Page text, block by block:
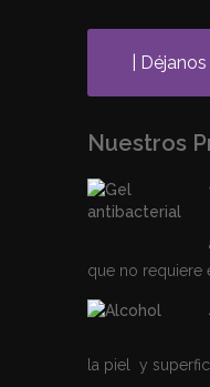
|
Nuestros
que no requiere
la piel y